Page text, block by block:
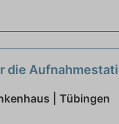
| Tübingen